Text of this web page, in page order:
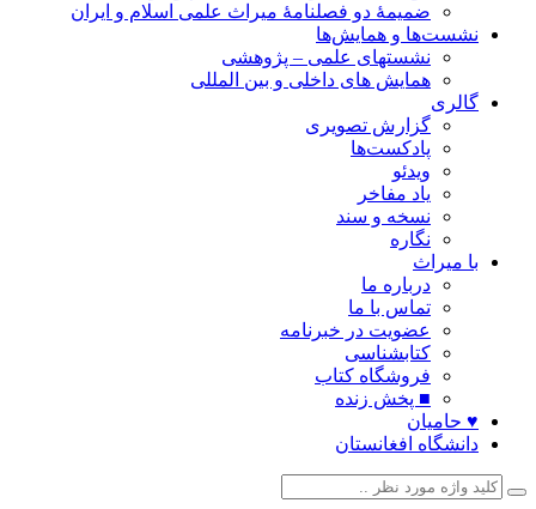
ضمیمۀ دو فصلنامۀ میراث علمی اسلام و ایران
نشست‌ها و همایش‌ها
نشستهای علمی – پژوهشی
همایش های داخلی و بین المللی
گالری
گزارش تصویری
پادکست‌ها
ویدئو
یاد مفاخر
نسخه و سند
نگاره
با میراث
درباره ما
تماس با ما
عضویت در خبرنامه
کتابشناسی
فروشگاه کتاب
■ پخش زنده
♥ حامیان
دانشگاه افغانستان